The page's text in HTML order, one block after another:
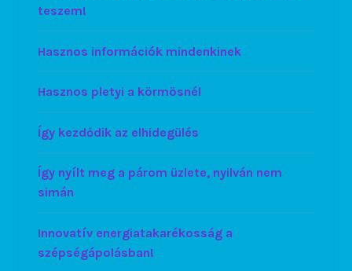
teszem!
Hasznos információk mindenkinek
Hasznos pletyi a körmösnél
Így kezdődik az elhidegülés
Így nyílt meg a párom üzlete, nyilván nem
simán
Innovatív energiatakarékosság a
szépségápolásban!